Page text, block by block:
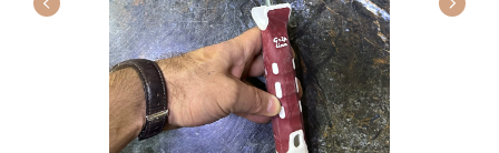
Наши эксперты всегда готовы